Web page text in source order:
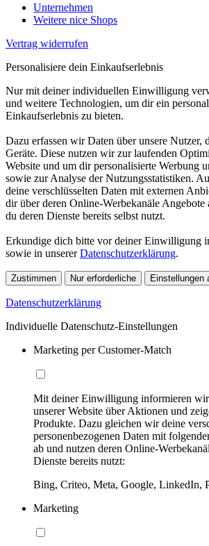
Unternehmen
Weitere nice Shops
Vertrag widerrufen
Personalisiere dein Einkaufserlebnis
Nur mit deiner individuellen Einwilligung
und weitere Technologien, um dir ein
Einkaufserlebnis zu bieten.
Dazu erfassen wir Daten über unsere Nutzer,
Geräte. Diese nutzen wir zur laufenden
Website und um dir personalisierte Werbung
sowie zur Analyse der Nutzungsstatistiken.
deine verschlüsselten Daten mit externen
dir über deren Online-Werbekanäle Angebote
du deren Dienste bereits selbst nutzt.
Erkundige dich bitte vor deiner Einwilligung
sowie in unsererDatenschutzerklärung.
Zustimmen Nur erforderliche Einstellungen
Datenschutzerklärung
Individuelle Datenschutz-Einstellungen
Marketing per Customer-Match
Mit deiner Einwilligung informieren wir
unserer Website über Aktionen und
Produkte. Dazu gleichen wir deine
personenbezogenen Daten mit
ab und nutzen deren Online-
Dienste bereits nutzt:
Bing, Criteo, Meta, Google, LinkedIn,
Marketing